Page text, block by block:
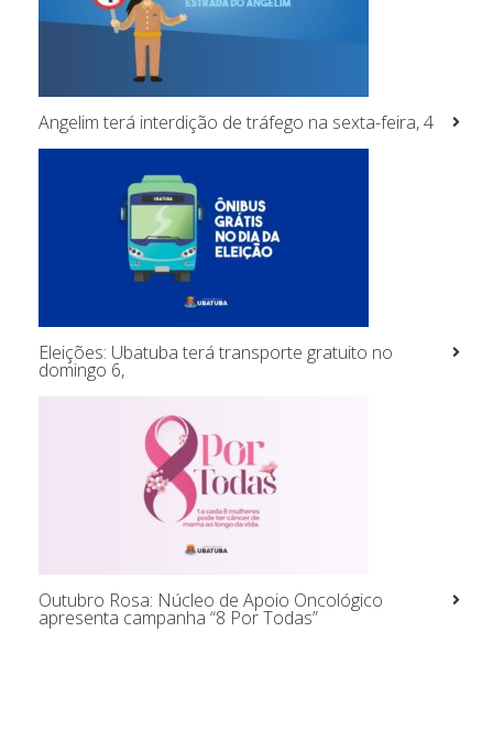
Angelim terá interdição de tráfego na sexta-feira, 4
Eleições: Ubatuba terá transporte gratuito no
domingo 6,
Outubro Rosa: Núcleo de Apoio Oncológico
apresenta campanha “8 Por Todas”